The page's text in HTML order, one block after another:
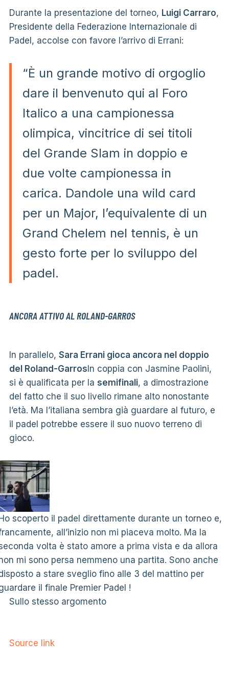
Durante la presentazione del torneo, Luigi Carraro,
Presidente della Federazione Internazionale di
Padel, accolse con favore l’arrivo di Errani:
“È un grande motivo di orgoglio
dare il benvenuto qui al Foro
Italico a una campionessa
olimpica, vincitrice di sei titoli
del Grande Slam in doppio e
due volte campionessa in
carica. Dandole una wild card
per un Major, l’equivalente di un
Grand Chelem nel tennis, è un
gesto forte per lo sviluppo del
padel.
ANCORA ATTIVO AL ROLAND-GARROS
In parallelo, Sara Errani gioca ancora nel doppio
del Roland-GarrosIn coppia con Jasmine Paolini,
si è qualificata per la semifinali, a dimostrazione
del fatto che il suo livello rimane alto nonostante
l’età. Ma l’italiana sembra già guardare al futuro, e
il padel potrebbe essere il suo nuovo terreno di
gioco.
scoperto il padel direttamente durante un torneo e,
all’inizio non mi piaceva molto. Ma la
volta è stato amore a prima vista e da allora
mi sono persa nemmeno una partita. Sono anche
a stare sveglio fino alle 3 del mattino per
il finale Premier Padel !
Sullo stesso argomento
Source link